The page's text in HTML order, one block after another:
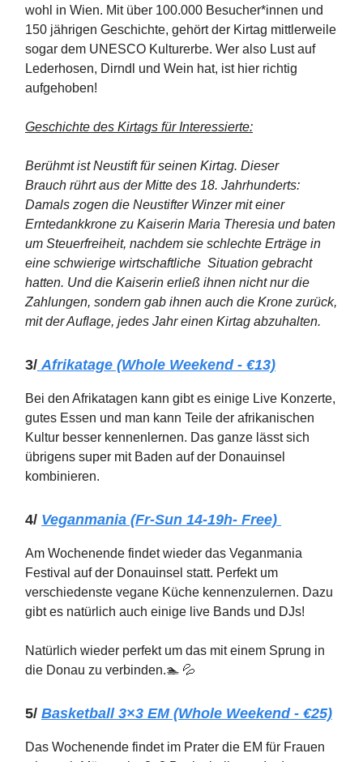
wohl in Wien. Mit über 100.000 Besucher*innen und
150 jährigen Geschichte, gehört der Kirtag mittlerweile
sogar dem UNESCO Kulturerbe. Wer also Lust auf
Lederhosen, Dirndl und Wein hat, ist hier richtig
aufgehoben!
Geschichte des Kirtags für Interessierte:
Berühmt ist Neustift für seinen Kirtag. Dieser
Brauch rührt aus der Mitte des 18. Jahrhunderts:
Damals zogen die Neustifter Winzer mit einer
Erntedankkrone zu Kaiserin Maria Theresia und baten
um Steuerfreiheit, nachdem sie schlechte Erträge in
eine schwierige wirtschaftliche Situation gebracht
hatten. Und die Kaiserin erließ ihnen nicht nur die
Zahlungen, sondern gab ihnen auch die Krone zurück,
mit der Auflage, jedes Jahr einen Kirtag abzuhalten.
3/ Afrikatage (Whole Weekend - €13)
Bei den Afrikatagen kann gibt es einige Live Konzerte,
gutes Essen und man kann Teile der afrikanischen
Kultur besser kennenlernen. Das ganze lässt sich
übrigens super mit Baden auf der Donauinsel
kombinieren.
4/ Veganmania (Fr-Sun 14-19h- Free)
Am Wochenende findet wieder das Veganmania
Festival auf der Donauinsel statt. Perfekt um
verschiedenste vegane Küche kennenzulernen. Dazu
gibt es natürlich auch einige live Bands und DJs!
Natürlich wieder perfekt um das mit einem Sprung in
die Donau zu verbinden.🏊️ 💦
5/ Basketball 3×3 EM (Whole Weekend - €25)
Das Wochenende findet im Prater die EM für Frauen